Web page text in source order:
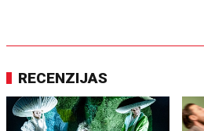
RECENZIJAS